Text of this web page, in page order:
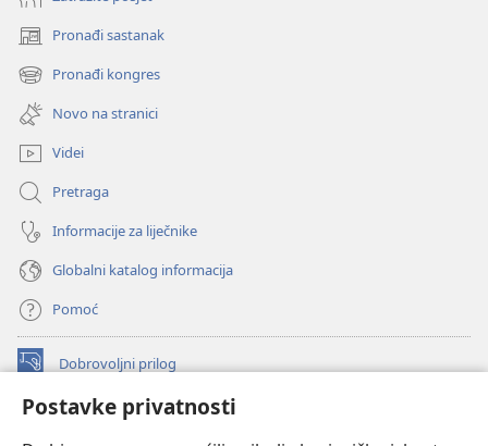
Postavke privatnosti
Pronađi sastanak
(otvara
se
novi
prozor)
Pronađi kongres
(otvara
se
novi
prozor)
Novo na stranici
Videi
Pretraga
Informacije za liječnike
Globalni katalog informacija
Pomoć
Dobrovoljni prilog
(otvara
novi
INTERNETSKA BIBLIOTEKA Watchtower